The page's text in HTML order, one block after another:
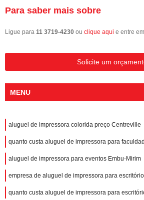
Para saber mais sobre
Ligue para 11 3719-4230 ou clique aqui e entre
Solicite um
MENU
aluguel de impressora colorida preço Centreville
quanto custa aluguel de impressora para
aluguel de impressora para eventos Embu-Mirim
empresa de aluguel de impressora para
quanto custa aluguel de impressora para